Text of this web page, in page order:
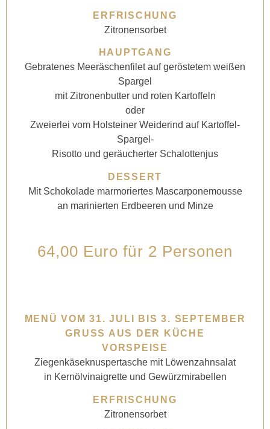
ERFRISCHUNG
Zitronensorbet
HAUPTGANG
Gebratenes Meeräschenfilet auf geröstetem weißen
Spargel
mit Zitronenbutter und roten Kartoffeln
oder
Zweierlei vom Holsteiner Weiderind auf Kartoffel-
Spargel-
Risotto und geräucherter Schalottenjus
DESSERT
Mit Schokolade marmoriertes Mascarponemousse
an marinierten Erdbeeren und Minze
64,00 Euro für 2 Personen
MENÜ VOM 31. JULI BIS 3. SEPTEMBER
GRUSS AUS DER KÜCHE
VORSPEISE
Ziegenkäseknuspertasche mit Löwenzahnsalat
in Kernölvinaigrette und Gewürzmirabellen
ERFRISCHUNG
Zitronensorbet